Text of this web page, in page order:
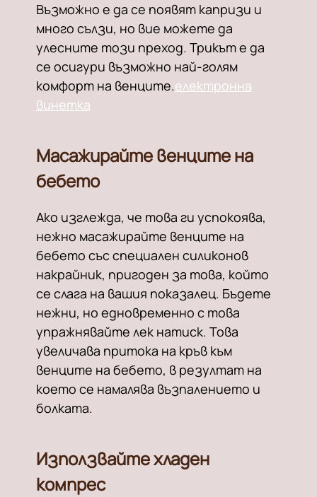
Възможно е да се появят капризи и
много сълзи, но вие можете да
улесните този преход. Трикът е да
се осигури възможно най-голям
комфорт на венците.електронна
винетка
Масажирайте венците на
бебето
Ако изглежда, че това ги успокоява,
нежно масажирайте венците на
бебето със специален силиконов
накрайник, пригоден за това, който
се слага на вашия показалец. Бъдете
нежни, но едновременно с това
упражнявайте лек натиск. Това
увеличава притока на кръв към
венците на бебето, в резултат на
което се намалява възпалението и
болката.
Използвайте хладен
компрес